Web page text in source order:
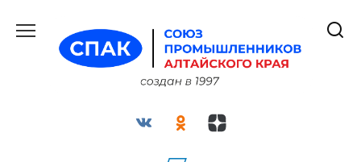
содержанию